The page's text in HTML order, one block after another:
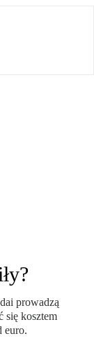
prowadzą
się kosztem
euro.